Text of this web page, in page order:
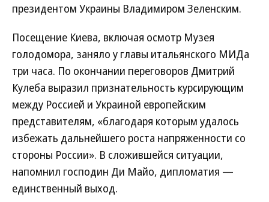
президентом Украины Владимиром Зеленским.
Посещение Киева, включая осмотр Музея
голодомора, заняло у главы итальянского МИДа
три часа. По окончании переговоров Дмитрий
Кулеба выразил признательность курсирующим
между Россией и Украиной европейским
представителям, «благодаря которым удалось
избежать дальнейшего роста напряженности со
стороны России». В сложившейся ситуации,
напомнил господин Ди Майо, дипломатия —
единственный выход.